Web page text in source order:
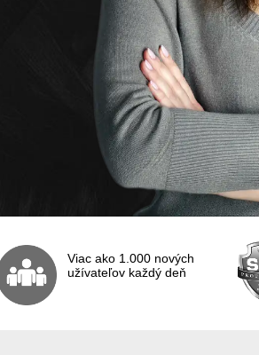
Viac ako 1.000 nových
užívateľov každý deň